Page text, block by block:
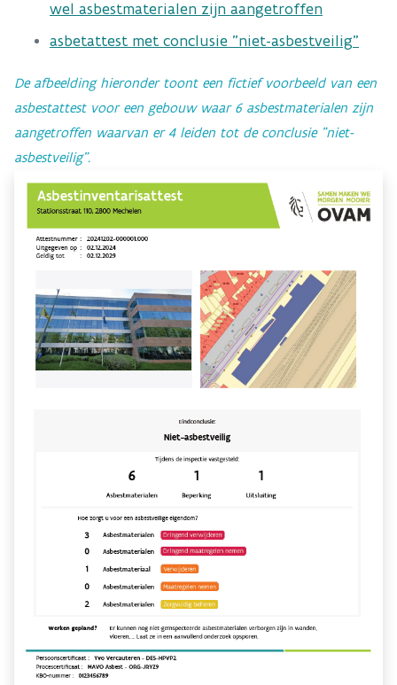
wel asbestmaterialen zijn aangetroffen
asbetattest met conclusie "niet-asbestveilig"
​​De afbeelding hieronder toont een fictief voorbeeld van een
asbestattest voor een gebouw waar 6 asbestmaterialen zijn
aangetroffen waarvan er 4 leiden tot de conclusie "niet-
asbestveilig".